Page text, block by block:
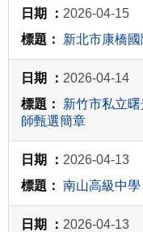
2026-04-15
新北市康橋
2026-04-14
新竹市私立
師甄選簡章
2026-04-13
南山高級中
2026-04-13